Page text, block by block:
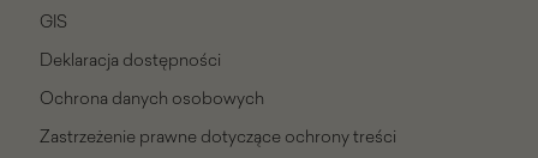
GIS
Deklaracja dostępności
Ochrona danych osobowych
Zastrzeżenie prawne dotyczące ochrony treści